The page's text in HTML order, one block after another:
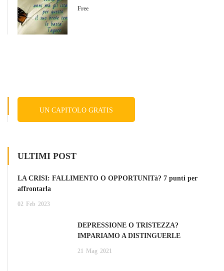
Free
UN CAPITOLO GRATIS
ULTIMI POST
LA CRISI: FALLIMENTO O OPPORTUNITà? 7 punti per
affrontarla
02 Feb 2023
DEPRESSIONE O TRISTEZZA?
IMPARIAMO A DISTINGUERLE
21 Mag 2021